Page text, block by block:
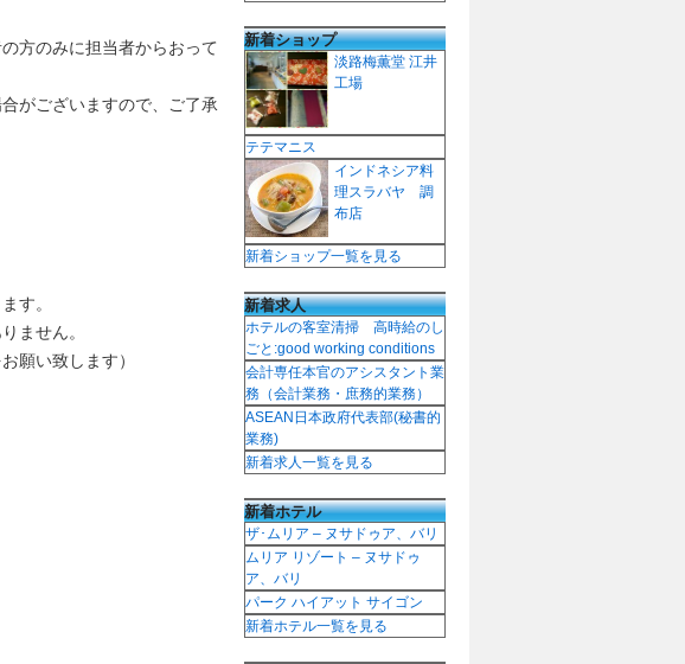
方のみに担当者からおって
がございますので、ご了承
す。
ません。
願い致します）
新着ショップ
淡路梅薫堂 江井
工場
テテマニス
インドネシア料
理スラバヤ 調
布店
新着ショップ一覧を見る
新着求人
ホテルの客室清掃 高時給のし
ごと:good working conditions
会計専任本官のアシスタント業
務（会計業務・庶務的業務）
ASEAN日本政府代表部(秘書的
業務)
新着求人一覧を見る
新着ホテル
ザ･ムリア – ヌサドゥア、バリ
ムリア リゾート – ヌサドゥ
ア、バリ
パーク ハイアット サイゴン
新着ホテル一覧を見る